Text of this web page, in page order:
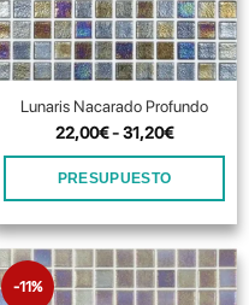
Lunaris Nacarado Profundo
22,00€-31,20€Rango
precios:
31,20€
PRESUPUESTO
producto
tiene
múltiples
-11%